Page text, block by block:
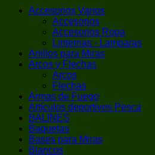
Accesorios Varios
Accesorios
Accesorios Ropa
Linternas - Lamparas
Anillos para Miras
Arcos y Flechas
Arcos
Flechas
Armas de Fuego
Artículos deportivos Pesca
BALINES
Baquetas
Bases para Miras
Blancos